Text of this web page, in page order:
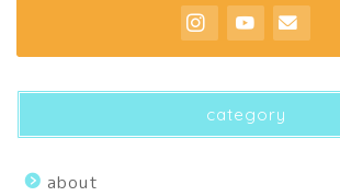
category
about